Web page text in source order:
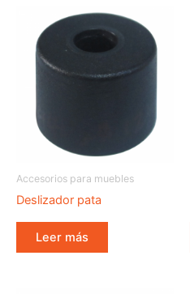
Accesorios para muebles
Deslizador pata
Leer más